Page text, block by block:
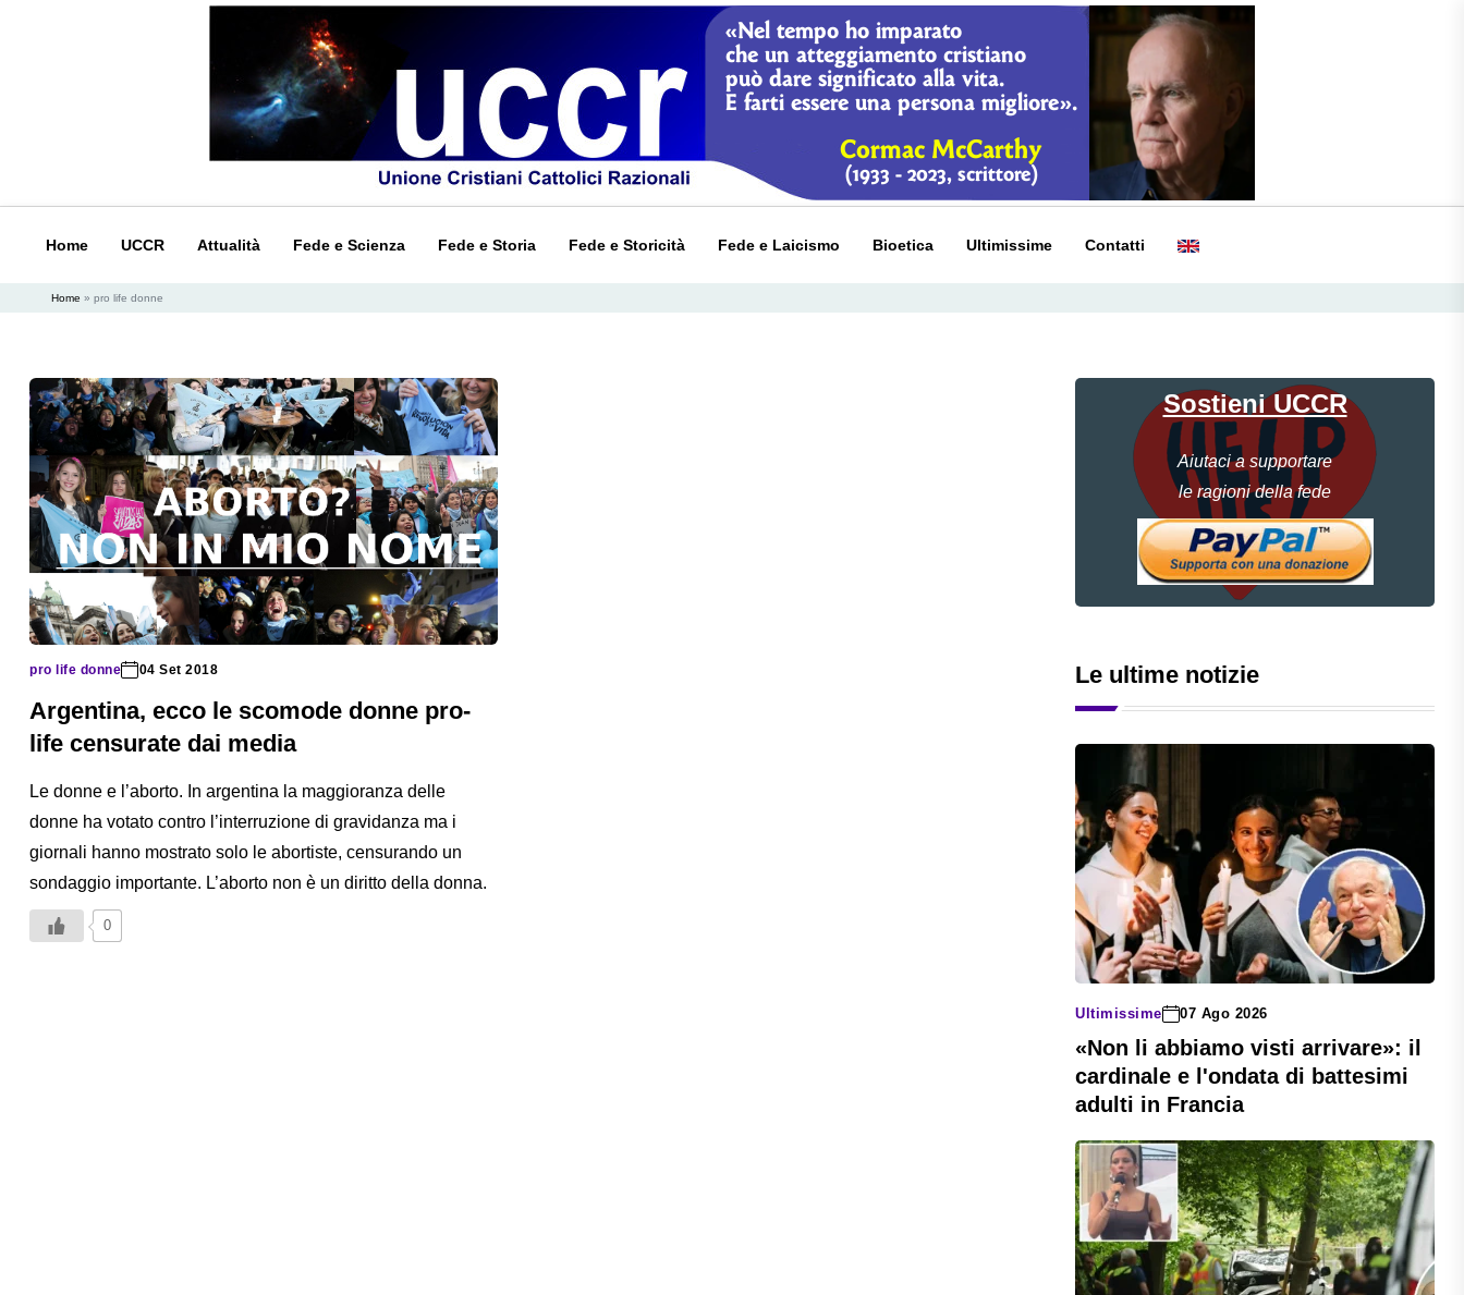
Home UCCR Attualità Fede e Scienza Fede e Storia Fede e Storicità Fede e Laicismo Bioetica Ultimissime Contatti
Home » pro life donne
pro life donne 04 Set 2018
Argentina, ecco le scomode donne pro-
life censurate dai media
Le donne e l’aborto. In argentina la maggioranza delle
donne ha votato contro l’interruzione di gravidanza ma i
giornali hanno mostrato solo le abortiste, censurando un
sondaggio importante. L’aborto non è un diritto della donna.
0
Sostieni UCCR
Aiutaci a supportare
le ragioni della fede
Le ultime notizie
Ultimissime 07 Ago 2026
«Non li abbiamo visti arrivare»: il
cardinale e l'ondata di battesimi
adulti in Francia